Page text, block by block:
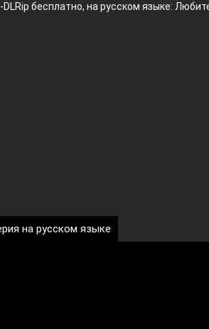
DLRip бесплатно, на русском языке:
на русском языке